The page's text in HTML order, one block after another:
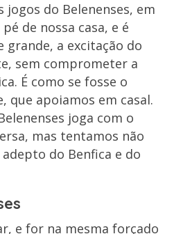
jogos do Belenenses, em
de nossa casa, e é
grande, a excitação do
sem comprometer a
É como se fosse o
que apoiamos em casal.
joga com o
mas tentamos não
adepto do Benfica e do
e for na mesma forçado